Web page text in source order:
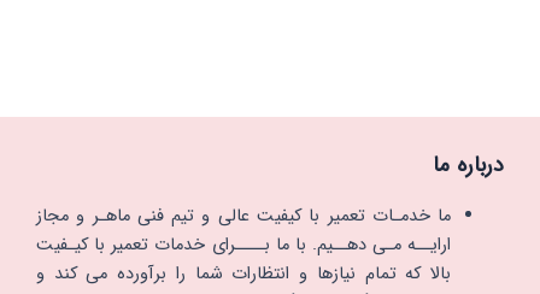
درباره ما
ما خدمـات تعمیر با کیفیت عالی و تیم فنی ماهـر و مجاز
ارایــه مـی دهــیم. با ما بــــرای خدمات تعمیر با کیـفیت
بالا که تمام نیازها و انتظارات شما را برآورده می کند و